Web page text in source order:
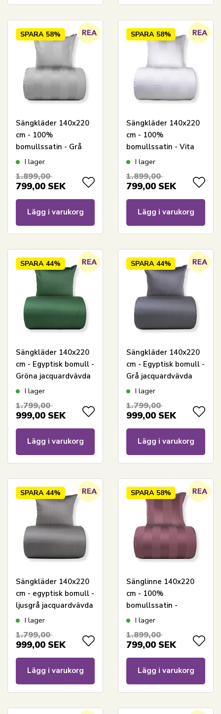
SPARA 58%
Sängkläder 140x220
cm - 100%
bomullssatin - Grå
breda ränder
I lager
1.899,00
799,00 SEK
Lägg i varukorg
SPARA 58%
Sängkläder 140x220
cm - 100%
bomullssatin - Vita
breda ränder
I lager
1.899,00
799,00 SEK
Lägg i varukorg
SPARA 44%
Sängkläder 140x220
cm - Egyptisk bomull -
Gröna jacquardvävda
ränder
I lager
1.799,00
999,00 SEK
Lägg i varukorg
SPARA 44%
Sängkläder 140x220
cm - Egyptisk bomull -
Grå jacquardvävda
ränder
I lager
1.799,00
999,00 SEK
Lägg i varukorg
SPARA 44%
Sängkläder 140x220
cm - egyptisk bomull -
ljusgrå jacquardvävda
ränder
I lager
1.799,00
999,00 SEK
Lägg i varukorg
SPARA 58%
Sänglinne 140x220
cm - 100%
bomullssatin -
plommonfärgade
I lager
1.899,00
799,00 SEK
Lägg i varukorg